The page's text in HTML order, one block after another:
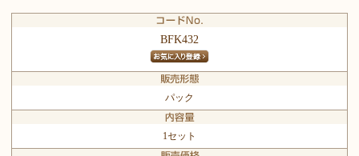
BFK432
パック
1セット